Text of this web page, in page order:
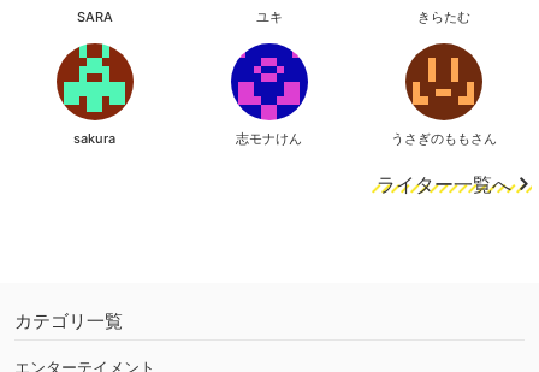
SARA ユキ きらたむ
sakura 志モナけん うさぎのももさん
ライター一覧へ
カテゴリ一覧
エンターテイメント